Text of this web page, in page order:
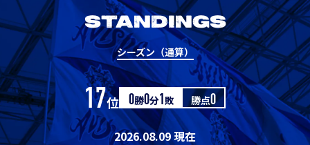
STANDINGS
シーズン（通算）
17位 0勝0分1敗 勝点0
2026.08.09 現在
10 川崎Ｆ 1 0 1 0
12 浦和 0 0 0 1 -1
横浜FM 0 0 1 -1
14 水戸 0 0 1 -1
14 京都 0 0 1 -1